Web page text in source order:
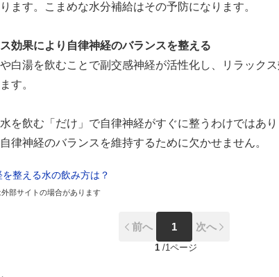
ます。こまめな水分補給はその予防になります。
効果により自律神経のバランスを整える
白湯を飲むことで副交感神経が活性化し、リラック
す。
を飲む「だけ」で自律神経がすぐに整うわけではあ
律神経のバランスを維持するために欠かせません。
を整える水の飲み方は？
部サイトの場合があります
前へ 1 次へ
1 /1ページ